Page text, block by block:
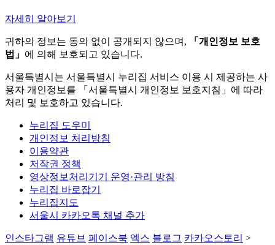
자세히 알아보기
귀하의 정보는 동의 없이 공개되지 않으며,
「개인정보 보호
법」 에 의해 보호되고 있습니다.
서울특별시는 서울특별시 누리집 서비스 이용 시 제공하는 사
용자 개인정보를 「서울특별시 개인정보 보호지침」에 따라
처리 및 보호하고 있습니다.
누리집 도우미
개인정보 처리방침
이용약관
저작권 정책
영상정보처리기기 운영·관리 방침
누리집 바로잡기
누리집지도
서울시 카카오톡 채널 추가
인스타그램 유튜브 페이스북 엑스 블로그 카카오스토리 >